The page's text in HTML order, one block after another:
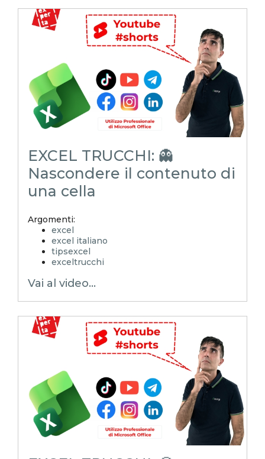
avatar AI
EXCEL TRUCCHI: 👻
Nascondere il contenuto di
una cella
Argomenti:
excel
excel italiano
tipsexcel
exceltrucchi
Xcamp
superexcel
exceltips
microsoft excel
excel_learning
excel_master
youtubeshorts
Vai al video...